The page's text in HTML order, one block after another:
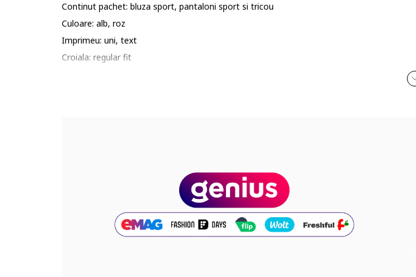
Continut pachet: bluza sport, pantaloni sport si tricou
Culoare: alb, roz
Imprimeu: uni, text
Croiala: regular fit
4F33700-0112_259933